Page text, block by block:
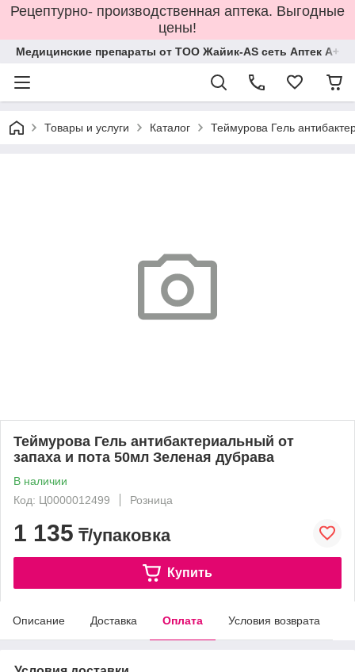
Рецептурно- производственная аптека. Выгодные
цены!
Медицинские препараты от ТОО Жайик-AS сеть Аптек А+
Товары и услуги Каталог Теймурова Гель
Теймурова Гель антибактериальный от
запаха и пота 50мл Зеленая дубрава
В наличии
Код: Ц0000012499
Розница
1 135 ₸/упаковка
Купить
Описание Доставка Оплата Условия возврата